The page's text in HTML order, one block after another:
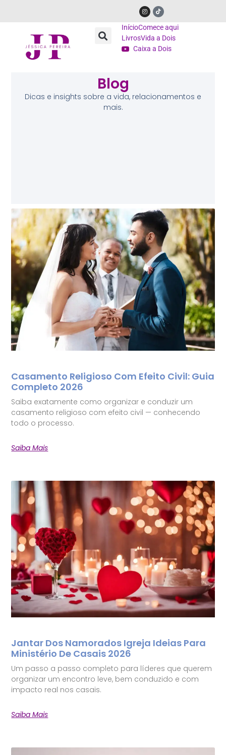
InícioComece aqui
LivrosVida a Dois
Caixa a Dois
Blog
Dicas e insights sobre a vida, relacionamentos e
mais.
Casamento Religioso Com Efeito Civil: Guia
Completo 2026
Saiba exatamente como organizar e conduzir um
casamento religioso com efeito civil — conhecendo
todo o processo.
Saiba Mais
Jantar Dos Namorados Igreja Ideias Para
Ministério De Casais 2026
Um passo a passo completo para líderes que querem
organizar um encontro leve, bem conduzido e com
impacto real nos casais.
Saiba Mais